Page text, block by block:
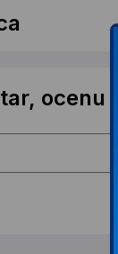
ocenu